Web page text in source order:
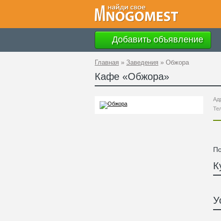
Добавить объявление
Главная » Заведения » Обжора
Кафе «Обжора»